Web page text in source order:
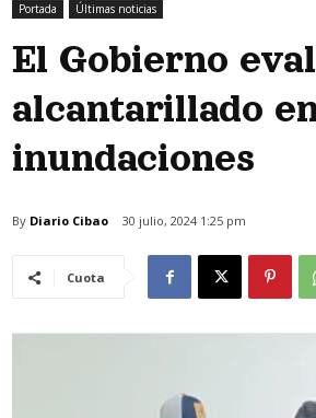
Portada Últimas noticias
El Gobierno
alcantarillado
inundaciones
By Diario Cibao 30 julio, 2024 1:25 pm
Cuota